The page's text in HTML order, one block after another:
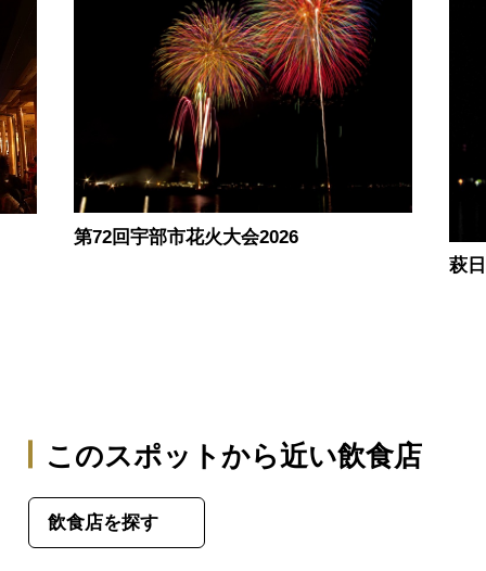
第72回宇部市花火大会2026
萩
このスポットから近い飲食店
飲食店を探す